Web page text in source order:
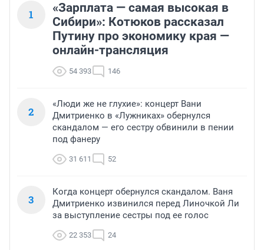
1
«Зарплата — самая высокая в
Сибири»: Котюков рассказал
Путину про экономику края —
онлайн-трансляция
54 393 146
2
«Люди же не глухие»: концерт Вани
Дмитриенко в «Лужниках» обернулся
скандалом — его сестру обвинили в пении
под фанеру
31 611 52
3
Когда концерт обернулся скандалом. Ваня
Дмитриенко извинился перед Линочкой Ли
за выступление сестры под ее голос
22 353 24